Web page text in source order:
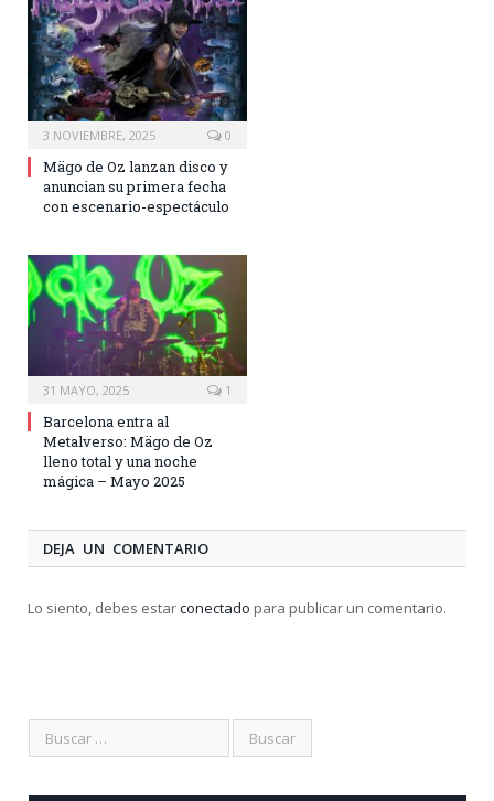
3 NOVIEMBRE, 2025 0
Mägo de Oz lanzan disco y
anuncian su primera fecha
con escenario-espectáculo
31 MAYO, 2025 1
Barcelona entra al
Metalverso: Mägo de Oz
lleno total y una noche
mágica – Mayo 2025
DEJA UN COMENTARIO
Lo siento, debes estarconectado para publicar un comentario.